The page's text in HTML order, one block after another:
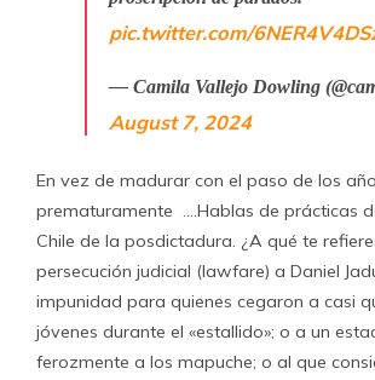
pic.twitter.com/
— Camila Vallejo Dowling
August 7, 2024
En vez de madurar con el paso de los
prematuramente ….Hablas de prácticas
Chile de la posdictadura. ¿A qué te
persecución judicial (lawfare) a Daniel
impunidad para quienes cegaron a casi
jóvenes durante el «estallido»; o a un
ferozmente a los mapuche; o al que